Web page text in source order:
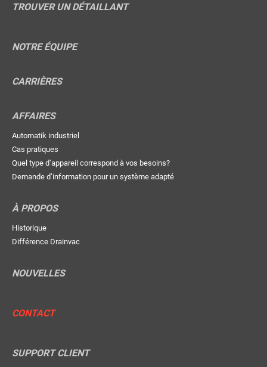
TROUVER UN DÉTAILLANT
NOTRE ÉQUIPE
CARRIÈRES
AFFAIRES
Automatik industriel
Cas pratiques
Quel type d’appareil correspond à vos besoins?
Demande d’information pour un système adapté
À PROPOS
Historique
Différence Drainvac
NOUVELLES
CONTACT
SUPPORT CLIENT